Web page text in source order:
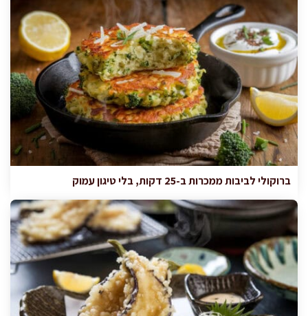
ברוקולי לביבות ממכרות ב-25 דקות, בלי טיגון עמוק